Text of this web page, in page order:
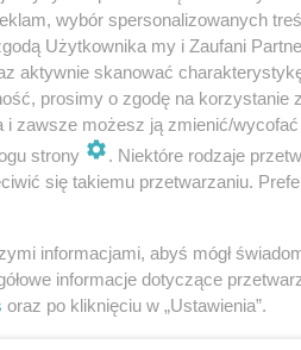
spokój,
Lublina
publicznej trasy
zgromadzeń
a następnie przejdzie
Kultur)
wybór spersonalizowanych
Użytkownika my i Zaufani
aktywnie skanować
prosimy o zgodę na korzystanie
i zawsze możesz ją zmienić/
strony
. Niektóre rodzaje
się takiemu przetwarzaniu.
informacjami, abyś mógł
informacje dotyczące
oraz po kliknięciu w „Ustawienia”.